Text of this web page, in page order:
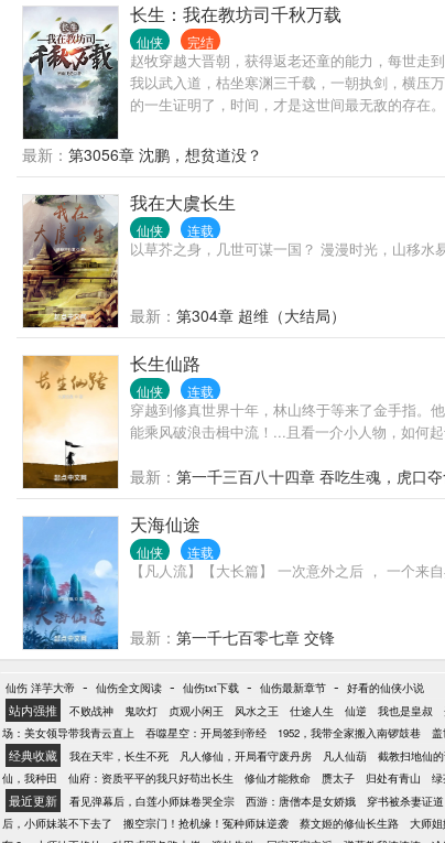
长生：我在教坊司千秋万载
仙侠 完结
赵牧穿越大晋朝，获得返老还童的能力，每世走
我以武入道，枯坐寒渊三千载，一朝执剑，横压
的一生证明了，时间，才是这世间最无敌的存在。
最新： 第3056章 沈鹏，想贫道没？
我在大虞长生
仙侠 连载
以草芥之身，几世可谋一国？ 漫漫时光，山移
最新： 第304章 超维（大结局）
长生仙路
仙侠 连载
穿越到修真世界十年，林山终于等来了金手指。
能乘风破浪击楫中流！...且看一介小人物，如何
最新： 第一千三百八十四章 吞吃生魂，虎口
天海仙途
仙侠 连载
【凡人流】【大长篇】 一次意外之后 ， 一个来
最新： 第一千七百零七章 交锋
仙伤 洋芋大帝 - 仙伤全文阅读 - 仙伤txt下载 - 仙伤最新章节 - 好看的仙侠小说
站内强推 不败战神 鬼吹灯 贞观小闲王 风水之王 仕途人生 仙逆 我也是皇叔
场：美女领导带我青云直上
吞噬星空：开局签到帝经 1952，我带全家搬入南锣鼓巷
经典收藏 我在天牢，长生不死 凡人修仙，开局看守废丹房 凡人仙葫 截教扫地仙
仙，我种田
仙府：资质平平的我只好苟出长生 修仙才能救命 赝太子 归处有青山
最近更新 看见弹幕后，白莲小师妹卷哭全宗 西游：唐僧本是女娇娥 穿书被杀妻证
后，小师妹装不下去了
搬空宗门！抢机缘！冤种师妹逆袭 蔡文姬的修仙长生路 大师